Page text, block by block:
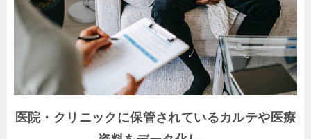
医院・クリニックに保管されているカルテや医療